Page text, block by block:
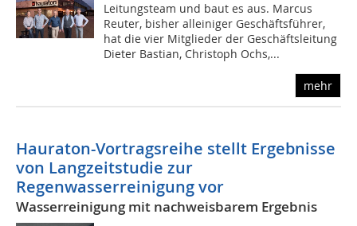
Leitungsteam und baut es aus. Marcus
Reuter, bisher alleiniger Geschäftsführer,
hat die vier Mitglieder der Geschäftsleitung
Dieter Bastian, Christoph Ochs,...
mehr
Hauraton-Vortragsreihe stellt Ergebnisse
von Langzeitstudie zur
Regenwasserreinigung vor
Wasserreinigung mit nachweisbarem Ergebnis